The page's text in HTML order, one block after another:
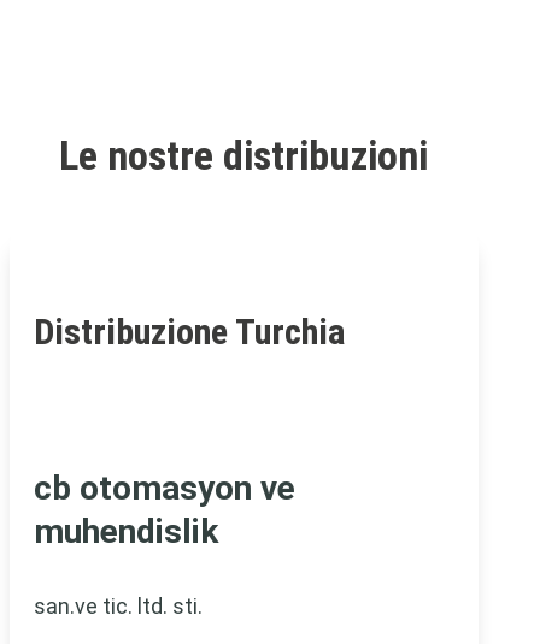
Le nostre distribuzioni
Distribuzione Turchia
cb otomasyon ve
muhendislik
san.ve tic. ltd. sti.